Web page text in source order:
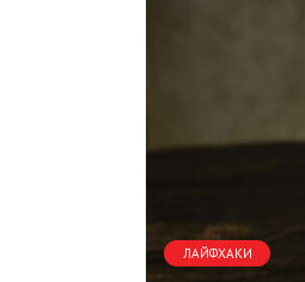
ЛАЙФХАКИ